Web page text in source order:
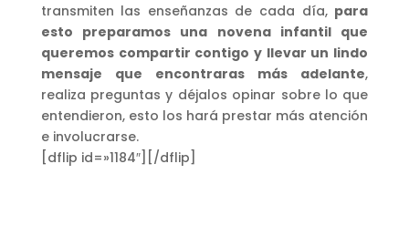
transmiten las enseñanzas de cada día, para
esto preparamos una novena infantil que
queremos compartir contigo y llevar un lindo
mensaje que encontraras más adelante,
realiza preguntas y déjalos opinar sobre lo que
entendieron, esto los hará prestar más atención
e involucrarse.
[dflip id=»1184″][/dflip]